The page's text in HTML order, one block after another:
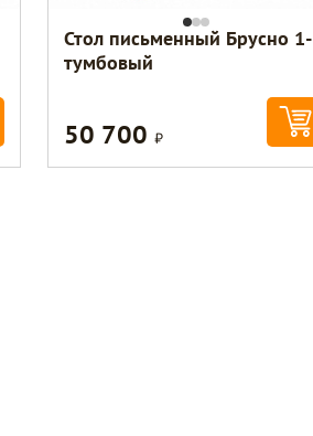
Стол письменный Брусно 1-
тумбовый
50 700 Р